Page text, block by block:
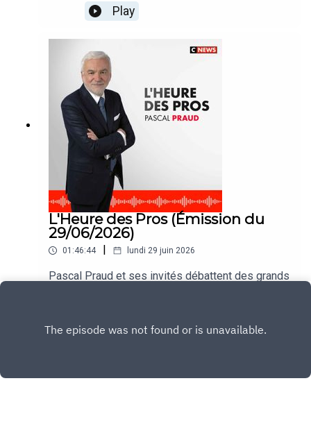
Play
L'Heure des Pros (Émission du
29/06/2026)
01:46:44 lundi 29 juin 2026
Pascal Praud et ses invités débattent des grands